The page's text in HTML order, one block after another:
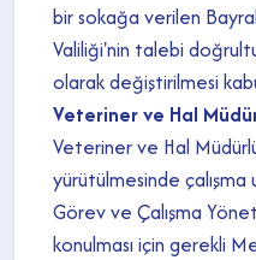
bir sokağa verilen
Valiliği'nin talebi
olarak değiştirilmesi
Veteriner ve Hal
Veteriner ve Hal
yürütülmesinde çalışma
Görev ve Çalışma
konulması için gerekli